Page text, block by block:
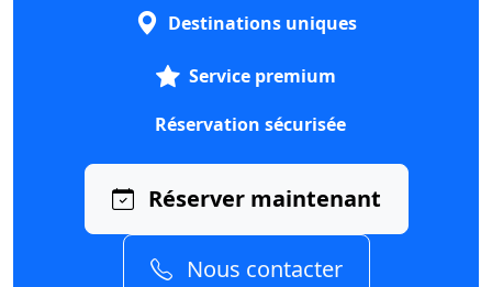
Destinations uniques
Service premium
Réservation sécurisée
Réserver maintenant
Nous contacter